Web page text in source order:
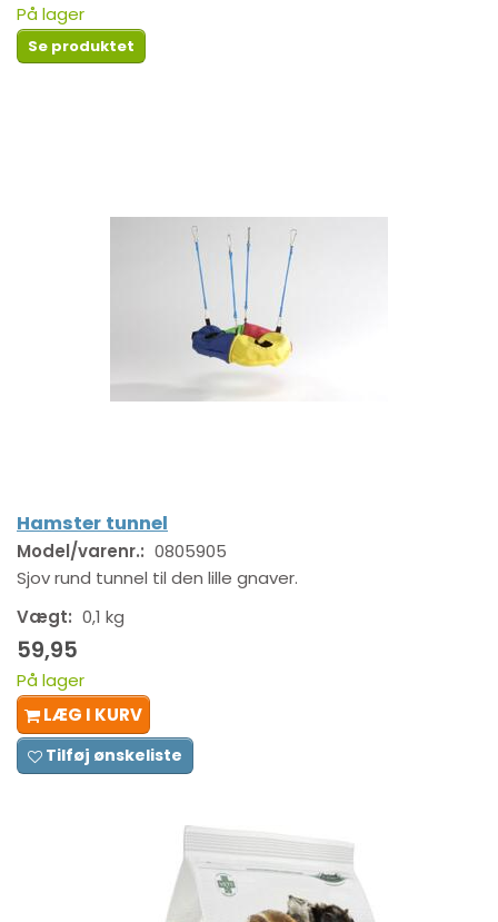
På lager
Se produktet
Hamster tunnel
Model/varenr.: 0805905
Sjov rund tunnel til den lille gnaver.
Vægt: 0,1 kg
59,95
På lager
LÆG I KURV
Tilføj ønskeliste